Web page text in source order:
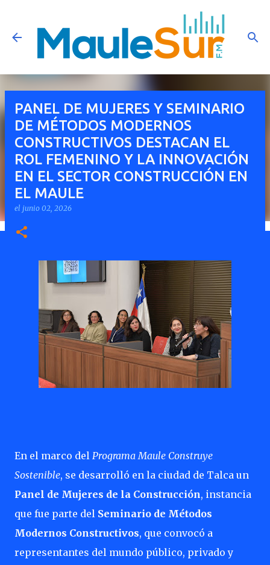
Ir al contenido principal
PANEL DE MUJERES Y SEMINARIO
DE MÉTODOS MODERNOS
CONSTRUCTIVOS DESTACAN EL
ROL FEMENINO Y LA INNOVACIÓN
EN EL SECTOR CONSTRUCCIÓN EN
EL MAULE
el junio 02, 2026
En el marco del Programa Maule Construye
Sostenible, se desarrolló en la ciudad de Talca un
Panel de Mujeres de la Construcción, instancia
que fue parte del Seminario de Métodos
Modernos Constructivos, que convocó a
representantes del mundo público, privado y